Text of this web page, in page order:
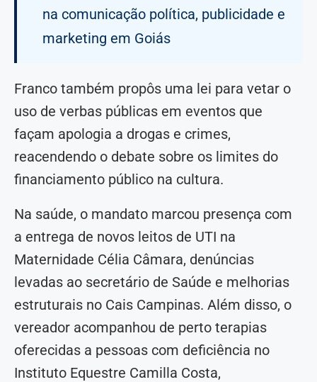
na comunicação política, publicidade e
marketing em Goiás
Franco também propôs uma lei para vetar o
uso de verbas públicas em eventos que
façam apologia a drogas e crimes,
reacendendo o debate sobre os limites do
financiamento público na cultura.
Na saúde, o mandato marcou presença com
a entrega de novos leitos de UTI na
Maternidade Célia Câmara, denúncias
levadas ao secretário de Saúde e melhorias
estruturais no Cais Campinas. Além disso, o
vereador acompanhou de perto terapias
oferecidas a pessoas com deficiência no
Instituto Equestre Camilla Costa,